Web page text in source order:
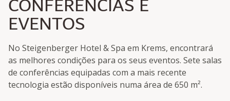
EVENTOS
No Steigenberger Hotel & Spa em Krems, encontrará
as melhores condições para os seus eventos. Sete salas
de conferências equipadas com a mais recente
tecnologia estão disponíveis numa área de 650 m².